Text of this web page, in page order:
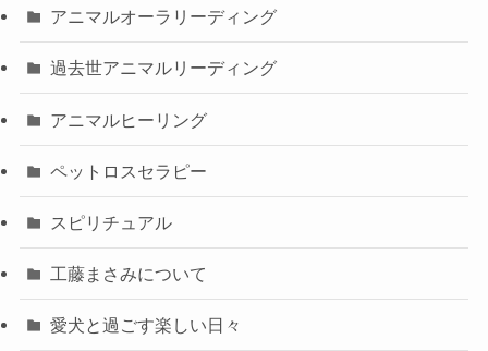
アニマルオーラリーディング
過去世アニマルリーディング
アニマルヒーリング
ペットロスセラピー
スピリチュアル
工藤まさみについて
愛犬と過ごす楽しい日々